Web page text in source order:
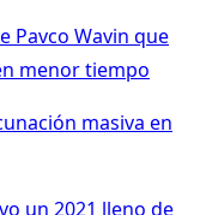
Pavco Wavin que
menor tiempo
masiva en
un 2021 lleno de